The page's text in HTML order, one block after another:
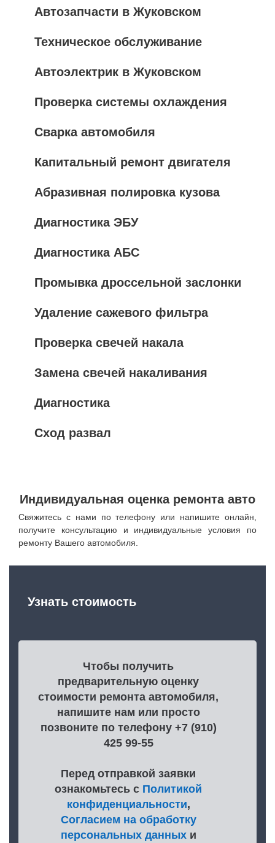
Автозапчасти в Жуковском
Техническое обслуживание
Автоэлектрик в Жуковском
Проверка системы охлаждения
Сварка автомобиля
Капитальный ремонт двигателя
Абразивная полировка кузова
Диагностика ЭБУ
Диагностика АБС
Промывка дроссельной заслонки
Удаление сажевого фильтра
Проверка свечей накала
Замена свечей накаливания
Диагностика
Сход развал
Индивидуальная оценка ремонта авто
Свяжитесь с нами по телефону или напишите онлайн,
получите консультацию и индивидуальные условия по
ремонту Вашего автомобиля.
Узнать стоимость
Чтобы получить
предварительную оценку
стоимости ремонта автомобиля,
напишите нам или просто
позвоните по телефону +7 (910)
425 99-55
Перед отправкой заявки
ознакомьтесь с Политикой
конфиденциальности,
Согласием на обработку
персональных данныхи